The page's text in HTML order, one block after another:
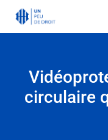
circulaire